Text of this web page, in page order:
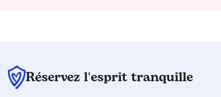
de ces petit
ou visite. Ce qui
Réservez l'esprit tranquille